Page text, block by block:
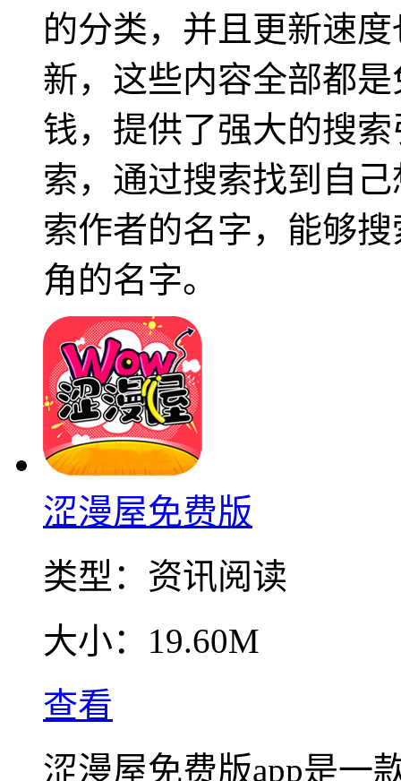
的分类，并且更新速
新，这些内容全部都
钱，提供了强大的搜
索，通过搜索找到自
索作者的名字，能够
角的名字。
涩漫屋免费版
类型： 资讯阅读
大小： 19.60M
查看
涩漫屋免费版app是一